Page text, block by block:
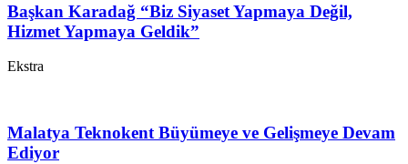
Başkan Karadağ “Biz Siyaset Yapmaya Değil,
Hizmet Yapmaya Geldik”
Ekstra
Malatya Teknokent Büyümeye ve Gelişmeye Devam
Ediyor